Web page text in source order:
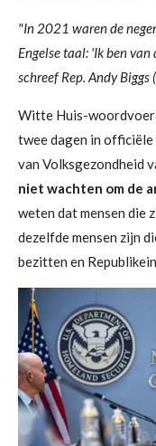
"In 2021 waren de
Engelse taal: 'Ik ben van
schreef Rep. Andy Biggs
Witte Huis-
twee dagen in
van Volksgezondheid
niet wachten om de
weten dat mensen die
dezelfde mensen zijn
bezitten en